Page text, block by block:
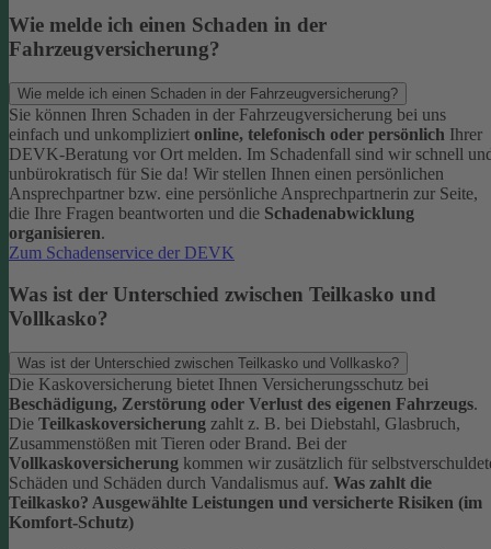
Wie melde ich einen Schaden in der
Fahrzeugversicherung?
Wie melde ich einen Schaden in der Fahrzeugversicherung?
Sie können Ihren Schaden in der Fahrzeugversicherung bei uns
einfach und unkompliziert online, telefonisch oder persönlich Ihrer
DEVK-Beratung vor Ort melden. Im Schadenfall sind wir schnell
unbürokratisch für Sie da! Wir stellen Ihnen einen persönlichen
Ansprechpartner bzw. eine persönliche Ansprechpartnerin zur Seite,
die Ihre Fragen beantworten und die Schadenabwicklung
organisieren.
Zum Schadenservice der DEVK
Was ist der Unterschied zwischen Teilkasko und
Vollkasko?
Was ist der Unterschied zwischen Teilkasko und Vollkasko?
Die Kaskoversicherung bietet Ihnen Versicherungsschutz bei
Beschädigung, Zerstörung oder Verlust des eigenen Fahrzeugs.
Die Teilkaskoversicherung zahlt z. B. bei Diebstahl, Glasbruch,
Zusammenstößen mit Tieren oder Brand. Bei der
Vollkaskoversicherung kommen wir zusätzlich für
Schäden und Schäden durch Vandalismus auf. Was zahlt die
Teilkasko? Ausgewählte Leistungen und versicherte Risiken (im
Komfort-Schutz)